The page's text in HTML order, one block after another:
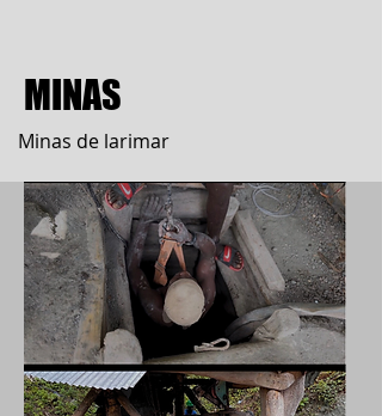
MINAS
Minas de larimar